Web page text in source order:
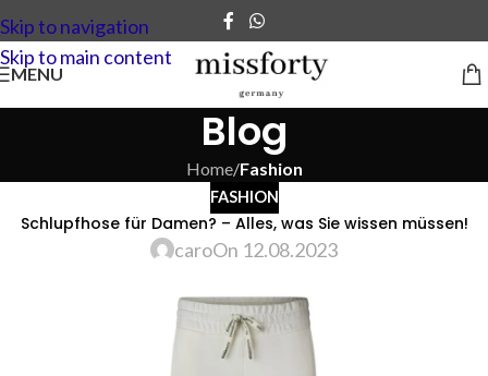
Skip to navigation
Skip to main content
MENU
Blog
Home/Fashion
FASHION
Schlupfhose für Damen? – Alles, was Sie wissen müssen!
caroOn 12.08.2023